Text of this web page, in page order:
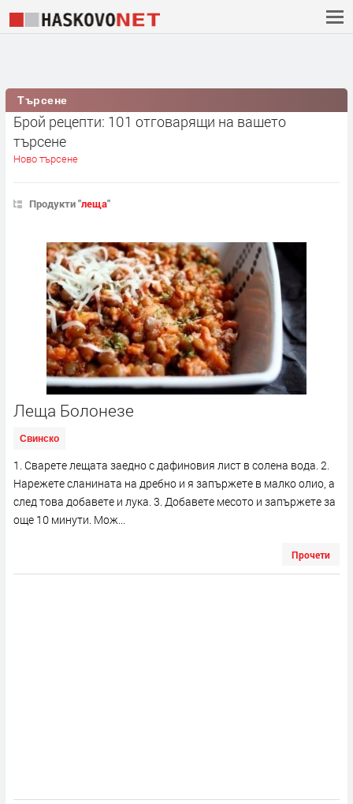
Търсене
Брой рецепти: 101 отговарящи на вашето
търсене
Ново търсене
Продукти "леща"
Леща Болонезе
Свинско
1. Сварете лещата заедно с дафиновия лист в солена вода. 2.
Нарежете сланината на дребно и я запържете в малко олио, а
след това добавете и лука. 3. Добавете месото и запържете за
още 10 минути. Мож...
Прочети